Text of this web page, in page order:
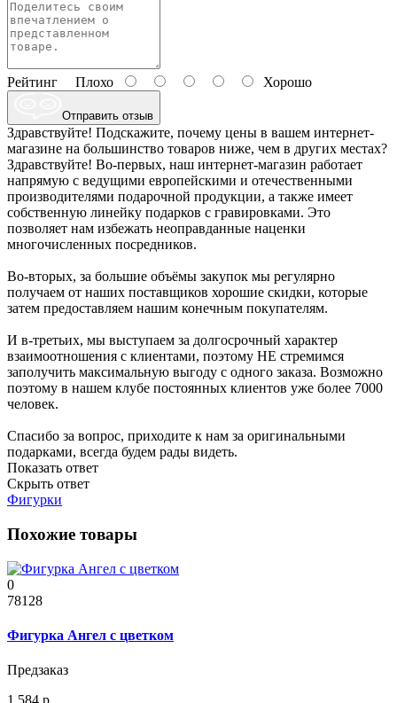
Рейтинг Плохо Хорошо
Отправить отзыв
Здравствуйте! Подскажите, почему цены в вашем интернет-
магазине на большинство товаров ниже, чем в других местах?
Здравствуйте! Во-первых, наш интернет-магазин работает
напрямую с ведущими европейскими и отечественными
производителями подарочной продукции, а также имеет
собственную линейку подарков с гравировками. Это
позволяет нам избежать неоправданные наценки
многочисленных посредников.
Во-вторых, за большие объёмы закупок мы регулярно
получаем от наших поставщиков хорошие скидки, которые
затем предоставляем нашим конечным покупателям.
И в-третьих, мы выступаем за долгосрочный характер
взаимоотношения с клиентами, поэтому НЕ стремимся
заполучить максимальную выгоду с одного заказа. Возможно
поэтому в нашем клубе постоянных клиентов уже более 7000
человек.
Спасибо за вопрос, приходите к нам за оригинальными
подарками, всегда будем рады видеть.
Показать ответ
Скрыть ответ
Фигурки
Похожие товары
0
78128
Фигурка Ангел с цветком
Предзаказ
1 584 р